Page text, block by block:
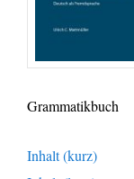
Grammatikbuch
Inhalt (kurz)